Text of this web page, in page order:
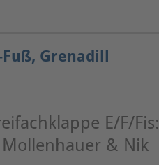
Grenadill
E/F/Fis:
& Nik